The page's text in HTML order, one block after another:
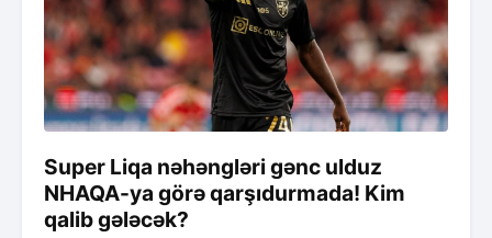
Super Liqa nəhəngləri gənc ulduz
NHAQA-ya görə qarşıdurmada! Kim
qalib gələcək?